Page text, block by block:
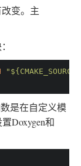
变。主
是在自定义模
Doxygen和